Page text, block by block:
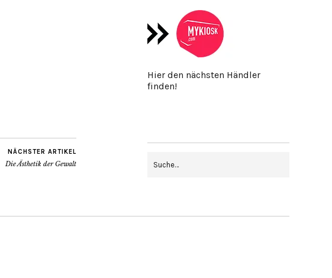
NÄCHSTER ARTIKEL
Die Ästhetik der Gewalt
Hier den nächsten Händler
finden!